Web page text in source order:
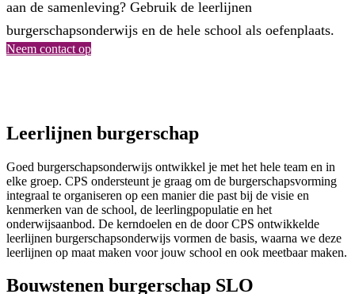
aan de samenleving? Gebruik de leerlijnen
burgerschapsonderwijs en de hele school als oefenplaats.
Neem contact op
Leerlijnen burgerschap
Goed burgerschapsonderwijs ontwikkel je met het hele team en in
elke groep. CPS ondersteunt je graag om de burgerschapsvorming
integraal te organiseren op een manier die past bij de visie en
kenmerken van de school, de leerlingpopulatie en het
onderwijsaanbod. De kerndoelen en de door CPS ontwikkelde
leerlijnen burgerschapsonderwijs vormen de basis, waarna we deze
leerlijnen op maat maken voor jouw school en ook meetbaar maken.
Bouwstenen burgerschap SLO